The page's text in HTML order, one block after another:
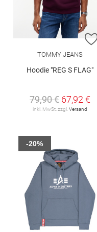
TOMMY JEANS
Hoodie "REG S FLAG"
79,90 € 67,92 €
inkl. MwSt. zzgl. Versand
-20%